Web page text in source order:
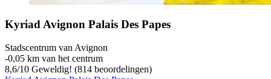
Kyriad Avignon Palais Des Papes
Stadscentrum van Avignon
‐0,05 km van het centrum
8,6/10 Geweldig! (814 beoordelingen)